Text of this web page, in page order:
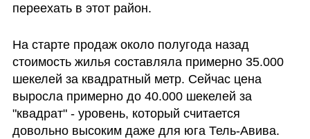
переехать в этот район.
На старте продаж около полугода назад
стоимость жилья составляла примерно 35.000
шекелей за квадратный метр. Сейчас цена
выросла примерно до 40.000 шекелей за
"квадрат" - уровень, который считается
довольно высоким даже для юга Тель-Авива.